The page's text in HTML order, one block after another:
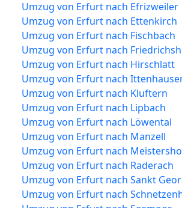
Umzug von Erfurt nach Efrizweiler
Umzug von Erfurt nach Ettenkirch
Umzug von Erfurt nach Fischbach
Umzug von Erfurt nach
Umzug von Erfurt nach Hirschlatt
Umzug von Erfurt nach
Umzug von Erfurt nach Kluftern
Umzug von Erfurt nach Lipbach
Umzug von Erfurt nach Löwental
Umzug von Erfurt nach Manzell
Umzug von Erfurt nach
Umzug von Erfurt nach Raderach
Umzug von Erfurt nach Sankt
Umzug von Erfurt nach